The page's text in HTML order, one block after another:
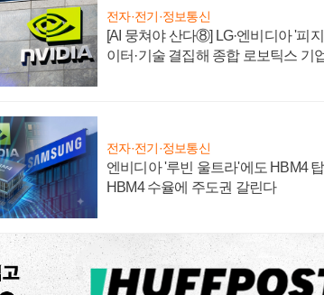
전자·전기·정보통신
[AI 뭉쳐야 산다⑧] LG·엔비디아 '피
이터·기술 결집해 종합 로보틱스 기
전자·전기·정보통신
엔비디아 '루빈 울트라'에도 HBM4
HBM4 수율에 주도권 갈린다